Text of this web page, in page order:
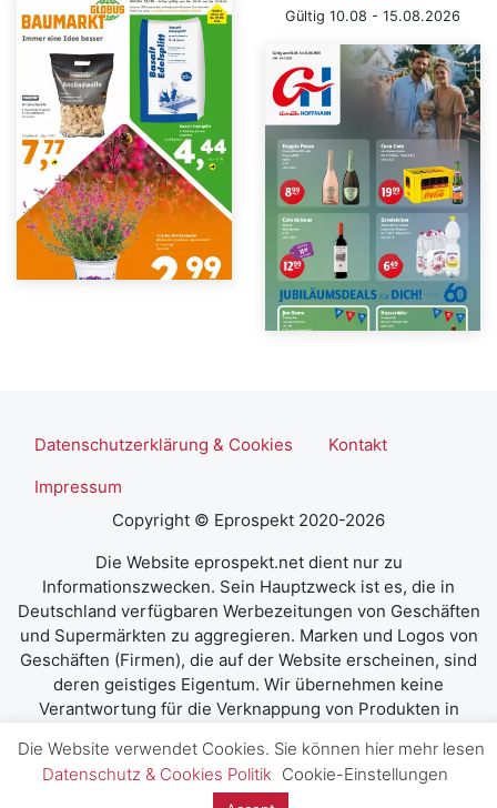
Gültig 10.08 - 15.08.2026
Datenschutzerklärung & Cookies
Kontakt
Impressum
Copyright © Eprospekt 2020-2026
Die Website eprospekt.net dient nur zu
Informationszwecken. Sein Hauptzweck ist es, die in
Deutschland verfügbaren Werbezeitungen von Geschäften
und Supermärkten zu aggregieren. Marken und Logos von
Geschäften (Firmen), die auf der Website erscheinen, sind
deren geistiges Eigentum. Wir übernehmen keine
Verantwortung für die Verknappung von Produkten in
Die Website verwendet Cookies. Sie können hier mehr lesen
Datenschutz & Cookies Politik Cookie-Einstellungen